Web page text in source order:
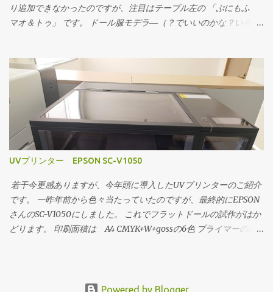
入すると問題なく出るのでノズルつまりではないし、止まったと
きにリールを確認しても引っかかっているわけでもない。 材料
良してコロをつけて抵抗を軽減してみたりしたのですが、やはり
止まってしまう。 温度を下げても駄目。 上手くいったときは
2時間くらい動いていたこともありますが、大概の場合数分で止ま
ってしまいます。 シルバーもアイボリーも同様。 これは残念
ながらギブアップです。 なんとなくですが、基本的に材料がや
わらかいのではないかと思います。UPPlus2の送り機構だと材料が
負けてしまうのではないかと。 他の機械なら上手くいくんでし
ょうかねぇ。
り追加できなかったのですが、注目はテーブル左の 「ぷにもふ
マオ＆トゥ」 です。 ドール服モデラ―（？でいいのかな？いろい
メガミデバイスというコトブキヤさんのプラモシリーズのキャラ
クターです。 委託品として卓に並べました。 ほぼ元モデルと同様
のサイズで服も着れます フラットドール（キセアクの名前も継続
して使う事にしました）の新境地といってよいでしょう。 「イラ
ストで着せ替え出来るアクスタが作れる」 キセアク！ もっと広
げていきたいですね。
UVプリンター EPSON SC-V1050
若干今更感ありますが、今年頭に導入したUVプリンターのご紹介
です。 一昨年前から色々当たっていたのですが、最終的にEPSON
さんのSC-V1050にしました。 これでフラットドールの試作がはか
どります。 印刷面積は A4 CMYK+W+gossの6色 プライマーの設
絵馬や木札も作れます。 オリジナルフラットドールの作成、アク
Powered by Blogger